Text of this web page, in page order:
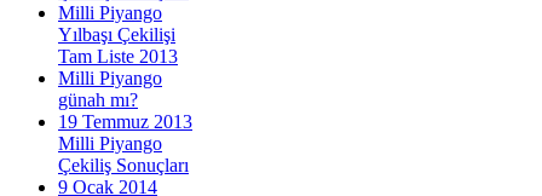
Milli Piyango
Yılbaşı Çekilişi
Tam Liste 2013
Milli Piyango
günah mı?
19 Temmuz 2013
Milli Piyango
Çekiliş Sonuçları
9 Ocak 2014